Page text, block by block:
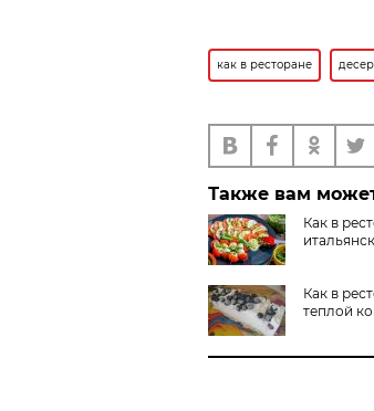
как в ресторане
Также вам
Как в
Как в
теплой